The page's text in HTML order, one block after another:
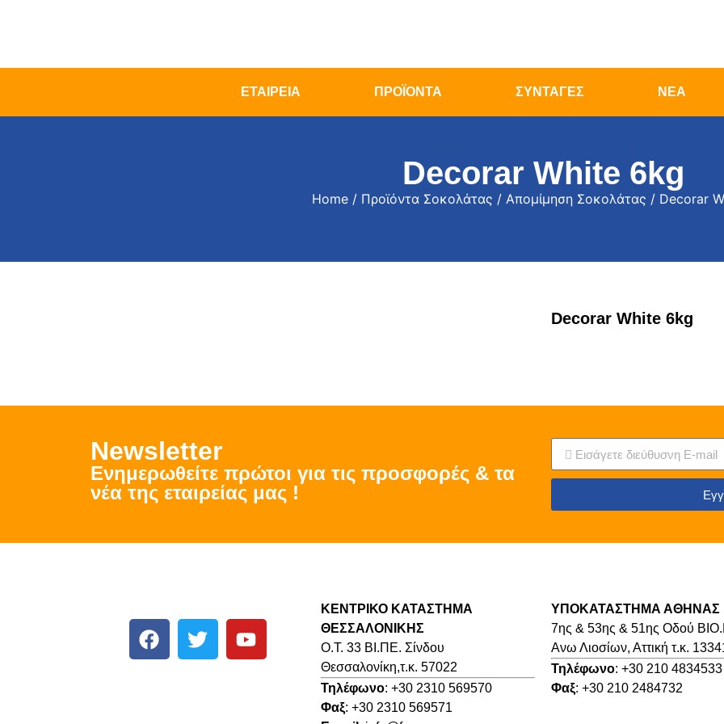
ΕΤΑΙΡΕΙΑ ΠΡΟΪΟΝΤΑ ΣΥΝΤΑΓΕΣ ΝΕΑ
Decorar White 6kg
Home/ Προϊόντα Σοκολάτας / Απομίμηση Σοκολάτας / Decorar
Decorar White 6kg
Νewsletter
Ενημερωθείτε πρώτοι για τις προσφορές & τα
νέα της εταιρείας μας !
ΚΕΝΤΡΙΚΟ ΚΑΤΑΣΤΗΜΑ
ΘΕΣΣΑΛΟΝΙΚΗΣ
O.T. 33 ΒΙ.ΠΕ. Σίνδου
Θεσσαλονίκη,τ.κ. 57022
Τηλέφωνο: +30 2310 569570
Φαξ: +30 2310 569571
ΥΠΟΚΑΤΑΣΤΗΜΑ ΑΘΗΝΑΣ
7ης & 53ης & 51ης Οδού
Ανω Λιοσίων, Αττική τ.κ.
Τηλέφωνο: +30 210 4834533
Φαξ: +30 210 2484732